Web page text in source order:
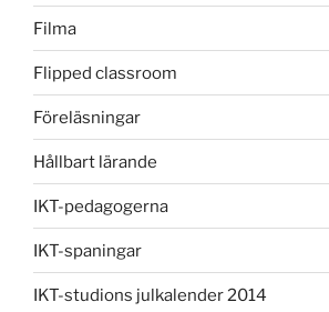
Filma
Flipped classroom
Föreläsningar
Hållbart lärande
IKT-pedagogerna
IKT-spaningar
IKT-studions julkalender 2014